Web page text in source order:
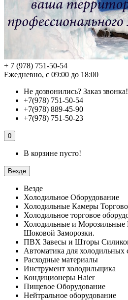
+ 7 (978) 751-50-54
Ежедневно, с 09:00 до 18:00
Не дозвонились? Заказ звонка!
+7(978) 751-50-54
+7(978) 889-45-90
+7(978) 751-50-23
0
В корзине пусто!
Везде
Везде
Холодильное Оборудование
Холодильные Камеры
Холодильное торговое
Холодильные и
Шоковой Заморозки.
ПВХ Завесы и Шторы
Автоматика для холодильных
Расходные материалы
Инструмент холодильщика
Кондиционеры Haier
Пищевое Оборудование
Нейтральное оборудование